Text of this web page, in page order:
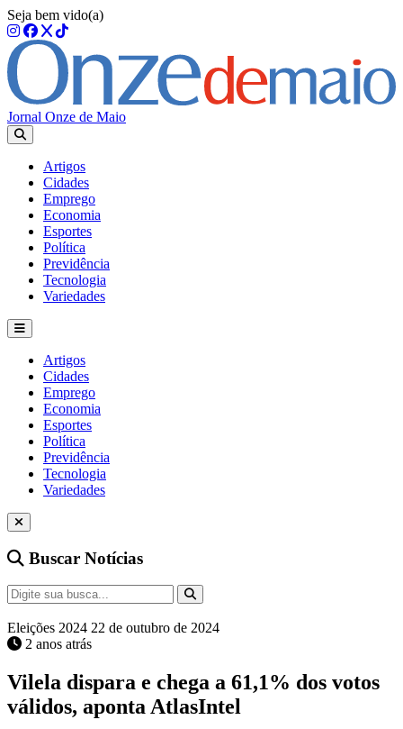
Seja bem vido(a)
Jornal Onze de Maio
Artigos
Cidades
Emprego
Economia
Esportes
Política
Previdência
Tecnologia
Variedades
Artigos
Cidades
Emprego
Economia
Esportes
Política
Previdência
Tecnologia
Variedades
Buscar Notícias
Eleições 2024 22 de outubro de 2024
2 anos atrás
Vilela dispara e chega a 61,1% dos votos
válidos, aponta AtlasIntel